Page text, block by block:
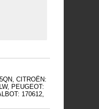
CITROËN:
PEUGEOT:
170612,